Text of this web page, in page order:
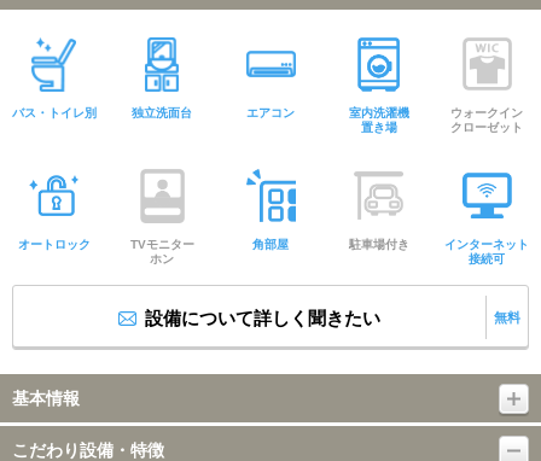
バス・トイレ別 独立洗面台 エアコン
室内洗濯機
置き場
ウォークイン
クローゼット
オートロック
TVモニター
ホン
角部屋 駐車場付き
インターネット
接続可
設備について詳しく聞きたい 無料
基本情報
こだわり設備・特徴